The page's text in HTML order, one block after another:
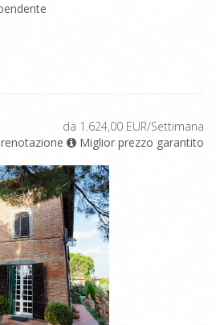
da 1.624,00 EUR/Settimana
Miglior prezzo garantito